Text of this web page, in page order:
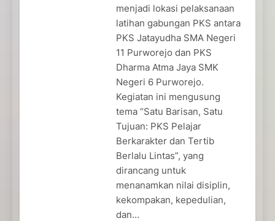
menjadi lokasi pelaksanaan
latihan gabungan PKS antara
PKS Jatayudha SMA Negeri
11 Purworejo dan PKS
Dharma Atma Jaya SMK
Negeri 6 Purworejo.
Kegiatan ini mengusung
tema “Satu Barisan, Satu
Tujuan: PKS Pelajar
Berkarakter dan Tertib
Berlalu Lintas”, yang
dirancang untuk
menanamkan nilai disiplin,
kekompakan, kepedulian,
dan…